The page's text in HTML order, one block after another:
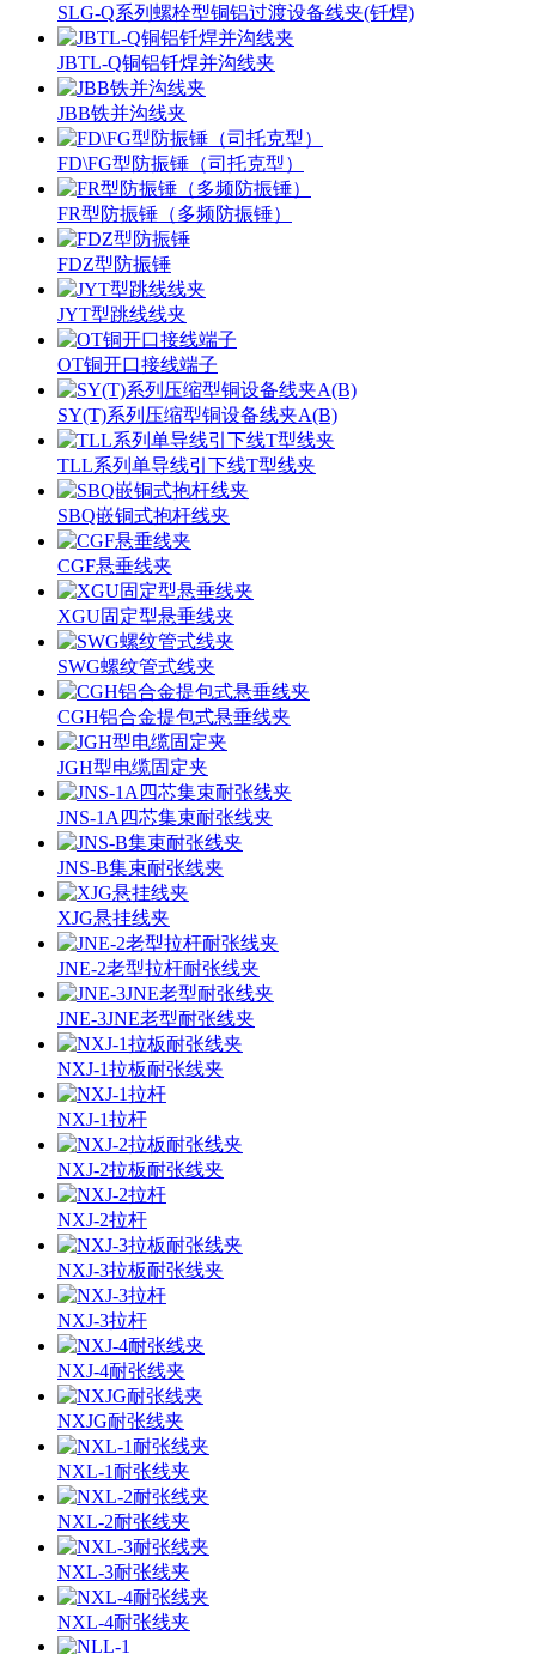
SLG-Q系列螺栓型铜铝过渡设备线夹(钎焊)
JBTL-Q铜铝钎焊并沟线夹
JBB铁并沟线夹
FD\FG型防振锤（司托克型）
FR型防振锤（多频防振锤）
FDZ型防振锤
JYT型跳线线夹
OT铜开口接线端子
SY(T)系列压缩型铜设备线夹A(B)
TLL系列单导线引下线T型线夹
SBQ嵌铜式抱杆线夹
CGF悬垂线夹
XGU固定型悬垂线夹
SWG螺纹管式线夹
CGH铝合金提包式悬垂线夹
JGH型电缆固定夹
JNS-1A四芯集束耐张线夹
JNS-B集束耐张线夹
XJG悬挂线夹
JNE-2老型拉杆耐张线夹
JNE-3JNE老型耐张线夹
NXJ-1拉板耐张线夹
NXJ-1拉杆
NXJ-2拉板耐张线夹
NXJ-2拉杆
NXJ-3拉板耐张线夹
NXJ-3拉杆
NXJ-4耐张线夹
NXJG耐张线夹
NXL-1耐张线夹
NXL-2耐张线夹
NXL-3耐张线夹
NXL-4耐张线夹